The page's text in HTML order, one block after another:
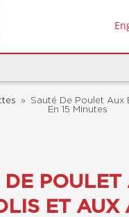
» Sauté De Poulet Aux
En 15 Minutes
DE POULET
ET